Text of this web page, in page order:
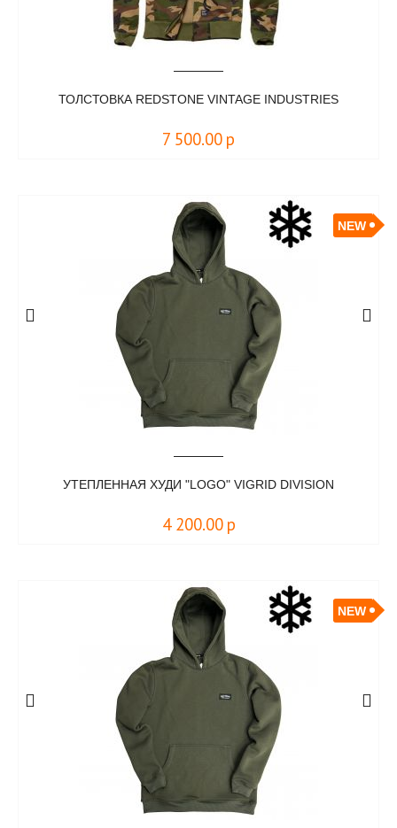
ТОЛСТОВКА REDSTONE VINTAGE INDUSTRIES
7 500.00 р
NEW
УТЕПЛЕННАЯ ХУДИ "LOGO" VIGRID DIVISION
4 200.00 р
NEW